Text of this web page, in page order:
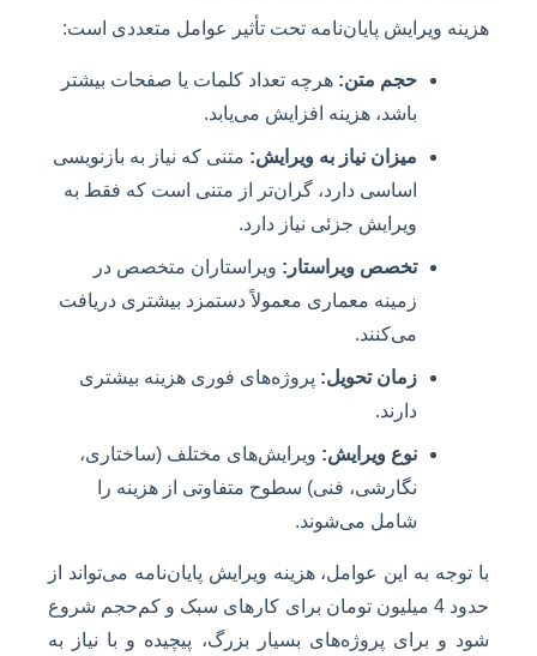
هزینه ویرایش پایان‌نامه تحت تأثیر عوامل متعددی است:
حجم متن: هرچه تعداد کلمات یا صفحات بیشتر
باشد، هزینه افزایش می‌یابد.
میزان نیاز به ویرایش: متنی که نیاز به بازنویسی
اساسی دارد، گران‌تر از متنی است که فقط به
ویرایش جزئی نیاز دارد.
تخصص ویراستار: ویراستاران متخصص در
زمینه معماری معمولاً دستمزد بیشتری دریافت
می‌کنند.
زمان تحویل: پروژه‌های فوری هزینه بیشتری
دارند.
نوع ویرایش: ویرایش‌های مختلف (ساختاری،
نگارشی، فنی) سطوح متفاوتی از هزینه را
شامل می‌شوند.
با توجه به این عوامل، هزینه ویرایش پایان‌نامه می‌تواند از
حدود 4 میلیون تومان برای کارهای سبک و کم‌حجم شروع
شود و برای پروژه‌های بسیار بزرگ، پیچیده و با نیاز به